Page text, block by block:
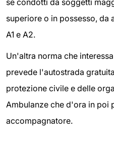
se condotti da soggetti
superiore o in possesso, da
A1 e A2.
Un'altra norma che
prevede l'autostrada
protezione civile e delle
Ambulanze che d'ora in poi
accompagnatore.